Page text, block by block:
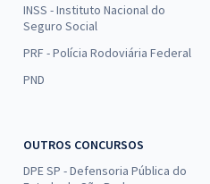
INSS - Instituto Nacional do
Seguro Social
PRF - Polícia Rodoviária Federal
PND
OUTROS CONCURSOS
DPE SP - Defensoria Pública do